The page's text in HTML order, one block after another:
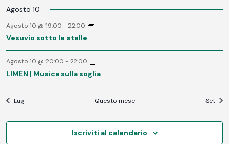
Agosto 10
Agosto 10 @ 19:00 -22:00
Vesuvio sotto le stelle
Agosto 10 @ 20:00 -22:00
LIMEN | Musica sulla soglia
Lug Questo mese Set
Iscriviti al calendario